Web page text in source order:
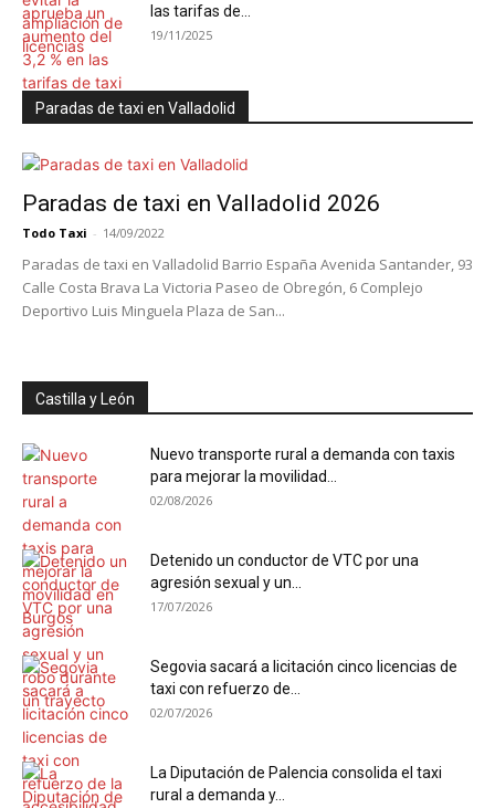
las tarifas de...
19/11/2025
Paradas de taxi en Valladolid
Paradas de taxi en Valladolid 2026
Todo Taxi - 14/09/2022
Paradas de taxi en Valladolid Barrio España Avenida Santander, 93
Calle Costa Brava La Victoria Paseo de Obregón, 6 Complejo
Deportivo Luis Minguela Plaza de San...
Castilla y León
Nuevo transporte rural a demanda con taxis
para mejorar la movilidad...
02/08/2026
Detenido un conductor de VTC por una
agresión sexual y un...
17/07/2026
Segovia sacará a licitación cinco licencias de
taxi con refuerzo de...
02/07/2026
La Diputación de Palencia consolida el taxi
rural a demanda y...